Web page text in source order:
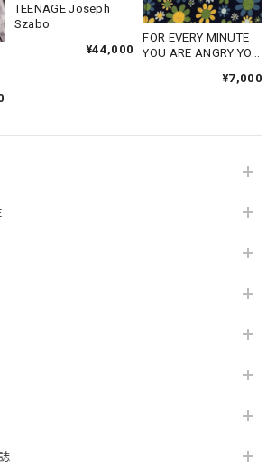
TEENAGE Joseph
Szabo
¥44,000
FOR EVERY MINUTE
YOU ARE ANGRY YOU
¥7,000